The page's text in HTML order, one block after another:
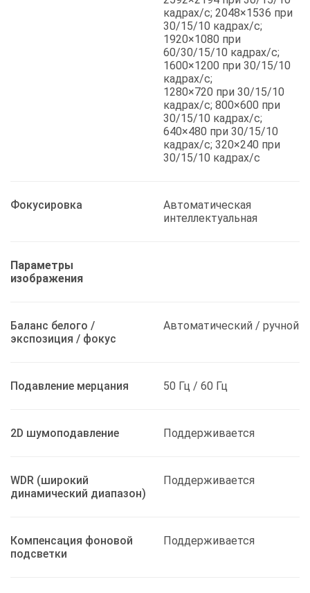
кадрах/с; 2048×1536 при
30/15/10 кадрах/с;
1920×1080 при
60/30/15/10 кадрах/с;
1600×1200 при 30/15/10
кадрах/с;
1280×720 при 30/15/10
кадрах/с; 800×600 при
30/15/10 кадрах/с;
640×480 при 30/15/10
кадрах/с; 320×240 при
30/15/10 кадрах/с
Фокусировка
Автоматическая
интеллектуальная
Параметры
изображения
Баланс белого /
экспозиция / фокус
Автоматический / ручной
Подавление мерцания 50 Гц / 60 Гц
2D шумоподавление Поддерживается
WDR (широкий
динамический диапазон)
Поддерживается
Компенсация фоновой
подсветки
Поддерживается